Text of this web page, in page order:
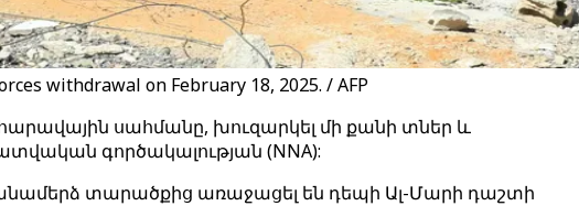
withdrawal on February 18, 2025. / AFP
սահմանը, խուզարկել մի քանի տներ և
գործակալության (NNA):
տարածքից առաջացել են դեպի Ալ-Մարի դաշտի